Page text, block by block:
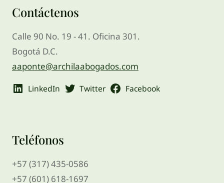
Contáctenos
Calle 90 No. 19 - 41. Oficina 301.
Bogotá D.C.
aaponte@archilaabogados.com
LinkedIn Twitter Facebook
Teléfonos
+57 (317) 435-0586
+57 (601) 618-1697